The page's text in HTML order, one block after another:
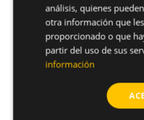
Productos
análisis, quienes
otra información que
proporcionado o que
partir del uso de sus
información